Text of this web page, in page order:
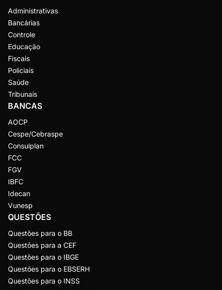
Administrativas
Bancárias
Controle
Educação
Fiscais
Policiais
Saúde
Tribunais
BANCAS
AOCP
Cespe/Cebraspe
Consulplan
FCC
FGV
IBFC
Idecan
Vunesp
QUESTÕES
Questões para o BB
Questões para a CEF
Questões para o IBGE
Questões para o EBSERH
Questões para o INSS